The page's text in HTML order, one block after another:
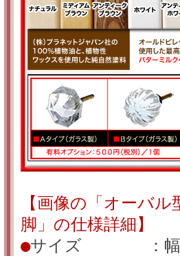
【画像の「オーバ
脚」の仕様詳細】
●サイズ ：幅